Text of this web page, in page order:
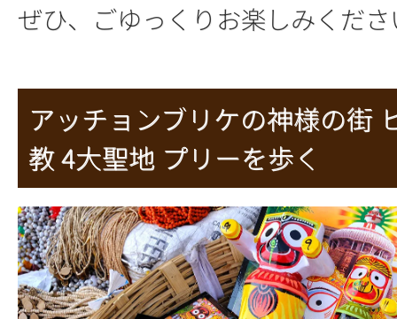
ぜひ、ごゆっくりお楽しみくだ
アッチョンブリケの神様の街
教 4大聖地 プリーを歩く